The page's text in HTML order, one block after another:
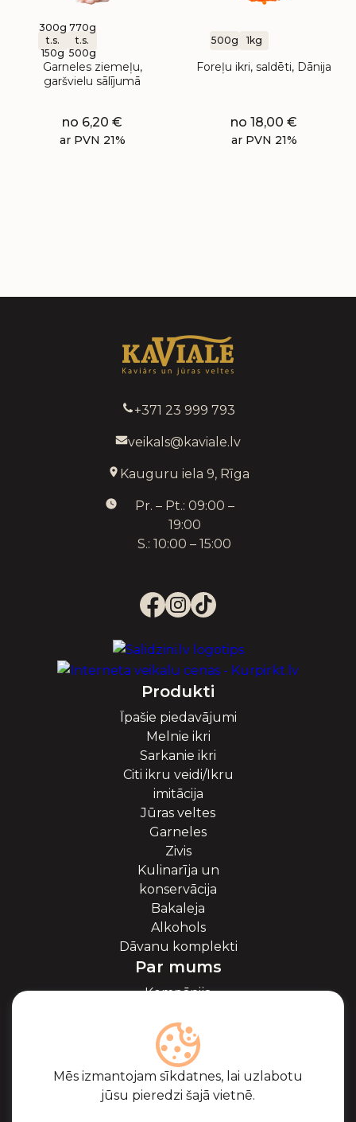
300g
t.s.
150g
770g
t.s.
500g
Garneles ziemeļu,
garšvielu sālījumā
no 6,20 €
ar PVN 21%
500g 1kg
Foreļu ikri, saldēti, Dānija
no 18,00 €
ar PVN 21%
Mēs izmantojam sīkdatnes, lai uzlabotu
jūsu pieredzi šajā vietnē.
+371 23 999 793
veikals@kaviale.lv
Kauguru iela 9, Rīga
Pr. – Pt.: 09:00 –
19:00
S.: 10:00 – 15:00
Produkti
Īpašie piedavājumi
Melnie ikri
Sarkanie ikri
Citi ikru veidi/Ikru
imitācija
Jūras veltes
Garneles
Zivis
Kulinarīja un
konservācija
Bakaleja
Alkohols
Dāvanu komplekti
Par mums
Kompānija
Blogs
Sadarbība
Partneri
Sertifikāti
Biežāk uzdotie